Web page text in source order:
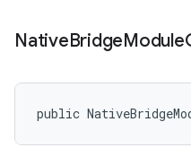
NativeBridgeModule
public